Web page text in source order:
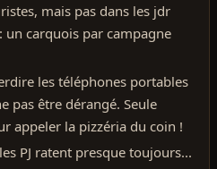
mais pas dans les jdr
un carquois par campagne
les téléphones portables
pas être dérangé. Seule
appeler la pizzéria du coin !
PJ ratent presque toujours...